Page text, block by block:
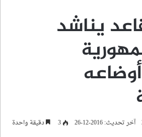
يناشد
آخر تحديث: 2016-12-26 3 دقيقة واحدة